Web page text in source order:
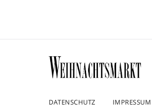
DATENSCHUTZ IMPRESSUM